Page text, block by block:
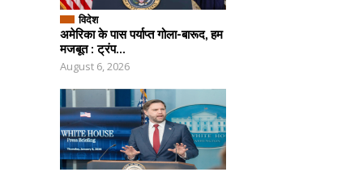
विदेश
अमेरिका के पास पर्याप्त गोला-बारूद, हम
मजबूत : ट्रंप...
August 6, 2026